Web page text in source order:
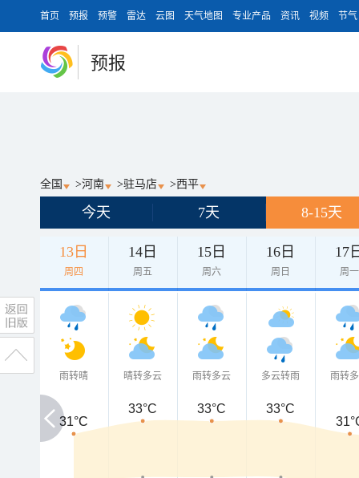
首页 预报 预警 雷达 云图 天气地图 专业产品 资讯 视频 节气
预报
全国 >河南 >驻马店 >西平
今天 7天 8-15天
13日
周四
14日
周五
15日
周六
16日
周日
17
周一
雨转晴 晴转多云 雨转多云 多云转雨 雨转
31°C
31°C
33°C 33°C
33°C